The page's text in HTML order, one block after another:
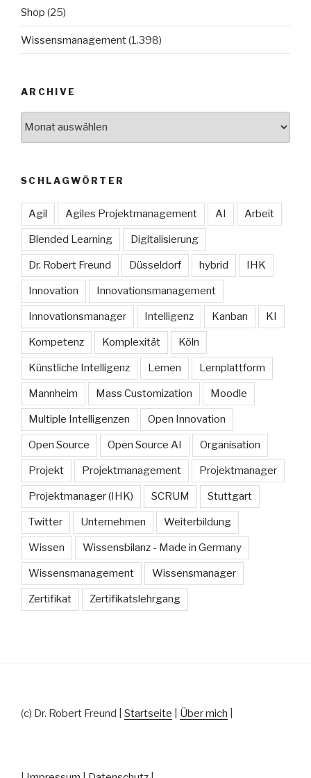
Shop (25)
Wissensmanagement(1.398)
ARCHIVE
SCHLAGWÖRTER
Agil Agiles Projektmanagement AI Arbeit
Blended Learning Digitalisierung
Dr. Robert Freund Düsseldorf hybrid IHK
Innovation Innovationsmanagement
Innovationsmanager Intelligenz Kanban KI
Kompetenz Komplexität Köln
Künstliche Intelligenz Lernen Lernplattform
Mannheim Mass Customization Moodle
Multiple Intelligenzen Open Innovation
Open Source Open Source AI Organisation
Projekt Projektmanagement Projektmanager
Projektmanager (IHK) SCRUM Stuttgart
Twitter Unternehmen Weiterbildung
Wissen Wissensbilanz - Made in Germany
Wissensmanagement Wissensmanager
Zertifikat Zertifikatslehrgang
(c) Dr. Robert Freund | Startseite Über mich